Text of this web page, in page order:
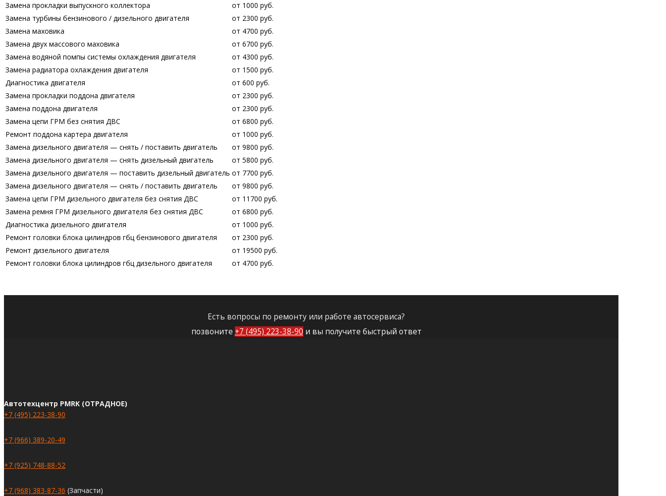
Замена прокладки выпускного коллектора
от 1000 руб.
Замена турбины бензинового / дизельного двигателя
от 2300 руб.
Замена маховика
от 4700 руб.
Замена двух массового маховика
от 6700 руб.
Замена водяной помпы системы охлаждения двигателя
от 4300 руб.
Замена радиатора охлаждения двигателя
от 1500 руб.
Диагностика двигателя
от 600 руб.
Замена прокладки поддона двигателя
от 2300 руб.
Замена поддона двигателя
от 2300 руб.
Замена цепи ГРМ без снятия ДВС
от 6800 руб.
Ремонт поддона картера двигателя
от 1000 руб.
Замена дизельного двигателя — снять / поставить двигатель
от 9800 руб.
Замена дизельного двигателя — снять дизельный двигатель
от 5800 руб.
Замена дизельного двигателя — поставить дизельный двигатель от 7700 руб.
Замена дизельного двигателя — снять / поставить двигатель
от 9800 руб.
Замена цепи ГРМ дизельного двигателя без снятия ДВС
от 11700 руб.
Замена ремня ГРМ дизельного двигателя без снятия ДВС
от 6800 руб.
Диагностика дизельного двигателя
от 1000 руб.
Ремонт головки блока цилиндров гбц бензинового двигателя
от 2300 руб.
Ремонт дизельного двигателя
от 19500 руб.
Ремонт головки блока цилиндров гбц дизельного двигателя
от 4700 руб.
Есть вопросы по ремонту или работе автосервиса?
позвоните +7 (495) 223-38-90 и вы получите быстрый ответ
Автотехцентр PMRK (ОТРАДНОЕ)
+7 (495) 223-38-90
+7 (966) 389-20-49
+7 (925) 748-88-52
+7 (968) 383-87-36 (Запчасти)